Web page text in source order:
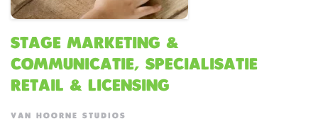
Stage Marketing &
Communicatie, specialisatie
retail & licensing
VAN HOORNE STUDIOS